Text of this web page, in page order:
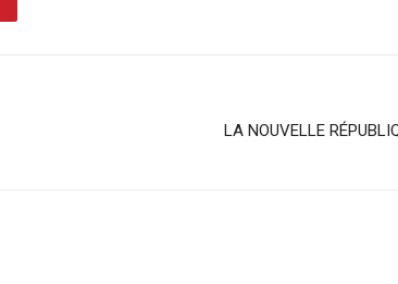
LA NOUVELLE